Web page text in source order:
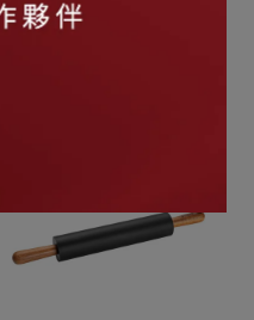
抗菌止滑實木纖維砧板2件
組 (M+XL)